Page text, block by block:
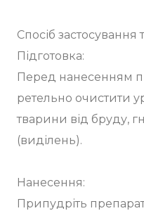
Спосіб застосування
Підготовка:
Перед нанесенням
ретельно очистити
тварини від бруду,
(виділень).
Нанесення:
Припудріть